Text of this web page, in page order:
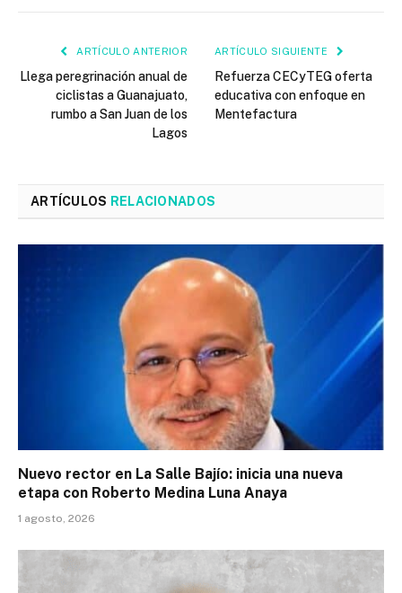
ARTÍCULO ANTERIOR
Llega peregrinación anual de
ciclistas a Guanajuato,
rumbo a San Juan de los
Lagos
ARTÍCULO SIGUIENTE
Refuerza CECyTEG oferta
educativa con enfoque en
Mentefactura
ARTÍCULOS RELACIONADOS
Nuevo rector en La Salle Bajío: inicia una nueva
etapa con Roberto Medina Luna Anaya
1 agosto, 2026